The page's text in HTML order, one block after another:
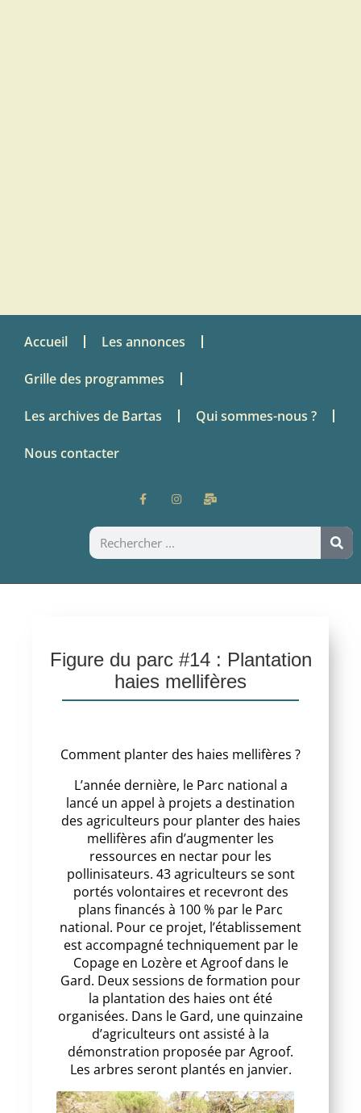
Accueil Les annonces
Grille des programmes
Les archives de Bartas Qui sommes-nous ?
Nous contacter
Figure du parc #14 : Plantation
haies mellifères
Comment planter des haies mellifères ?
L’année dernière, le Parc national a
lancé un appel à projets a destination
des agriculteurs pour planter des haies
mellifères afin d’augmenter les
ressources en nectar pour les
pollinisateurs. 43 agriculteurs se sont
portés volontaires et recevront des
plans financés à 100 % par le Parc
national. Pour ce projet, l’établissement
est accompagné techniquement par le
Copage en Lozère et Agroof dans le
Gard. Deux sessions de formation pour
la plantation des haies ont été
organisées. Dans le Gard, une quinzaine
d’agriculteurs ont assisté à la
démonstration proposée par Agroof.
Les arbres seront plantés en janvier.